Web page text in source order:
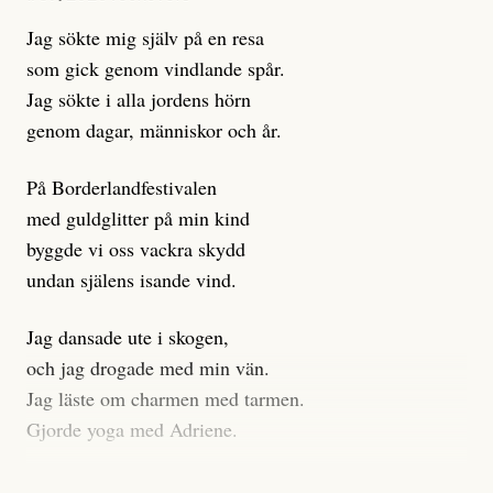
klickbete är inte intressant för Dagens ETC.
Journalistiken är låst. En klatschig men korrekt rubrik
gör förhoppningsvis att en nyfiken beställer
prenumeration, men den avslutas sekunder senare om
dessa granskningar på olika källor, alltifrån domar till
en mängd intervjupersoner, inklusive generös
möjlighet att bemöta för såväl personen vars motiv att
engagera sig i Palestinarörelsen ifrågasätts som de
grupper där Säpo-resursen samlade in uppgifter.
Researchen är grundlig.
Möjligen är det egentligen inte journalistikens metod
som stör?
Jag sökte mig själv på en resa
som gick genom vindlande spår.
Jag sökte i alla jordens hörn
genom dagar, människor och år.
På Borderlandfestivalen
med guldglitter på min kind
byggde vi oss vackra skydd
undan själens isande vind.
Jag dansade ute i skogen,
och jag drogade med min vän.
Jag läste om charmen med tarmen.
Gjorde yoga med Adriene.